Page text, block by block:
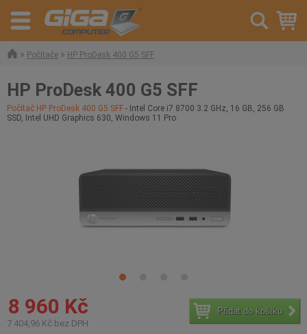
» Počítače » HP ProDesk 400 G5 SFF
HP ProDesk 400 G5 SFF
Počítač HP ProDesk 400 G5 SFF - Intel Core i7 8700 3.2 GHz, 16 GB, 256 GB
SSD, Intel UHD Graphics 630, Windows 11 Pro
8 960 Kč
7 404,96 Kč bez DPH
Přidat do košíku